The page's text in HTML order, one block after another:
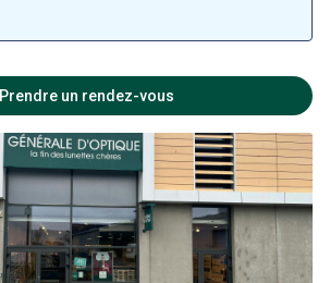
09:30 - 19:00
09:30 - 19:00
09:30 - 19:00
09:30 - 18:00
Prendre un rendez-vous